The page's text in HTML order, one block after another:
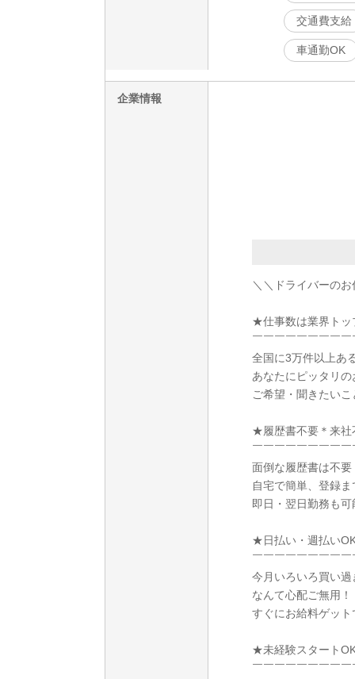
交通費支給
車通勤OK
企業情報
＼＼ドライバーの
★仕事数は業界ト
￣￣￣￣￣￣￣￣
全国に3万件以上あ
あなたにピッタリ
ご希望・聞きたい
★履歴書不要＊来
￣￣￣￣￣￣￣￣
面倒な履歴書は不要
自宅で簡単、登録
即日・翌日勤務も可
★日払い・週払い
￣￣￣￣￣￣￣￣￣
今月いろいろ買い
なんて心配ご無用！
すぐにお給料ゲッ
★未経験スタート
￣￣￣￣￣￣￣￣￣